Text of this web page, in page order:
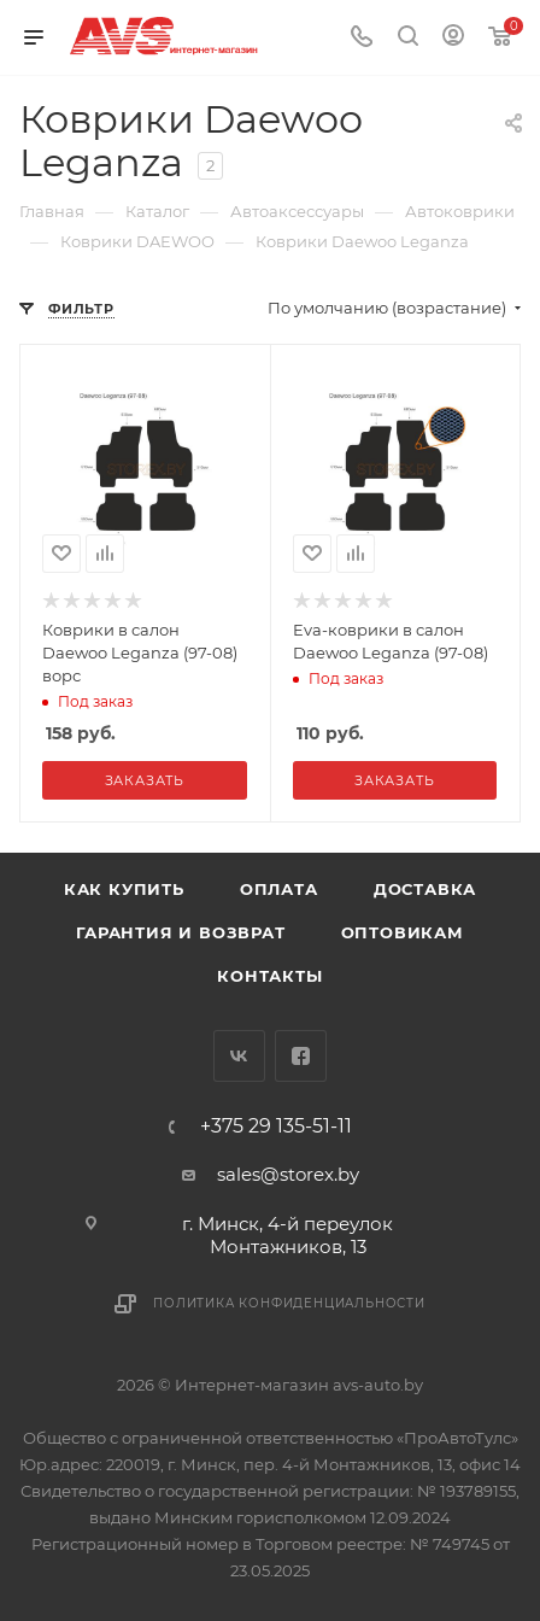
0
Коврики Daewoo
Leganza
2
Главная — Каталог — Автоаксессуары — Автоковрики
— Коврики DAEWOO — Коврики Daewoo Leganza
ФИЛЬТР По умолчанию (возрастание)
Коврики в салон
Daewoo Leganza (97-08)
ворс
Под заказ
158 руб.
ЗАКАЗАТЬ
Eva-коврики в салон
Daewoo Leganza (97-08)
Под заказ
110 руб.
ЗАКАЗАТЬ
КАК КУПИТЬ ОПЛАТА ДОСТАВКА
ГАРАНТИЯ И ВОЗВРАТ ОПТОВИКАМ
КОНТАКТЫ
+375 29 135-51-11
sales@storex.by
г. Минск, 4-й переулок
Монтажников, 13
ПОЛИТИКА КОНФИДЕНЦИАЛЬНОСТИ
2026 © Интернет-магазин avs-auto.by
Общество с ограниченной ответственностью «ПроАвтоТулс»
Юр.адрес: 220019, г. Минск, пер. 4-й Монтажников, 13, офис 14
Свидетельство о государственной регистрации: № 193789155,
выдано Минским горисполкомом 12.09.2024
Регистрационный номер в Торговом реестре: № 749745 от
23.05.2025